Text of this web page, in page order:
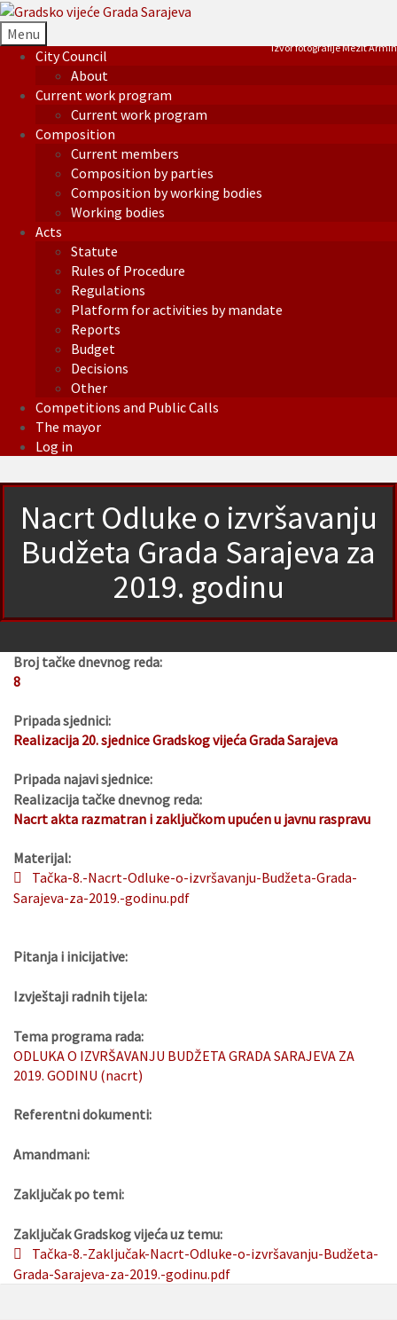
Menu
City Council
About
Current work program
Current work program
Composition
Current members
Composition by parties
Composition by working bodies
Working bodies
Acts
Statute
Rules of Procedure
Regulations
Platform for activities by mandate
Reports
Budget
Decisions
Other
Competitions and Public Calls
The mayor
Log in
Izvor fotografije Mezit Armin
Nacrt Odluke o izvršavanju
Budžeta Grada Sarajeva za
2019. godinu
Broj tačke dnevnog reda:
8
Pripada sjednici:
Realizacija 20. sjednice Gradskog vijeća Grada Sarajeva
Pripada najavi sjednice:
Realizacija tačke dnevnog reda:
Nacrt akta razmatran i zaključkom upućen u javnu raspravu
Materijal:
Tačka-8.-Nacrt-Odluke-o-izvršavanju-Budžeta-Grada-
Sarajeva-za-2019.-godinu.pdf
Pitanja i inicijative:
Izvještaji radnih tijela:
Tema programa rada:
ODLUKA O IZVRŠAVANJU BUDŽETA GRADA SARAJEVA ZA
2019. GODINU (nacrt)
Referentni dokumenti:
Amandmani:
Zaključak po temi:
Zaključak Gradskog vijeća uz temu:
Tačka-8.-Zaključak-Nacrt-Odluke-o-izvršavanju-Budžeta-
Grada-Sarajeva-za-2019.-godinu.pdf